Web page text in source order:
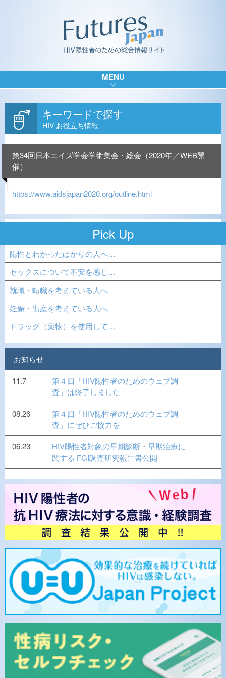
MENU
キーワードで探す
HIV お役立ち情報
第34回日本エイズ学会学術集会・総会（2020年／WEB開
催）
https://www.aidsjapan2020.org/outline.html
Pick Up
陽性とわかったばかりの人へ…
セックスについて不安を感じ…
就職・転職を考えている人へ
妊娠・出産を考えている人へ
ドラッグ（薬物）を使用して…
お知らせ
11.7
第４回「HIV陽性者のためのウェブ調
査」は終了しました
08.26
第４回「HIV陽性者のためのウェブ調
査」にぜひご協力を
06.23
HIV陽性者対象の早期診断・早期治療に
関する FGI調査研究報告書公開